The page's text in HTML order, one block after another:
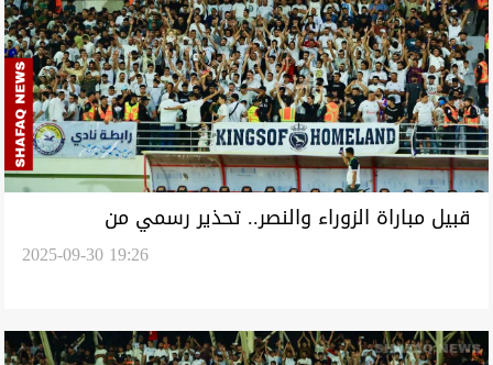
قبيل مباراة الزوراء والنصر.. تحذير رسمي من
2025-09-30 19:26